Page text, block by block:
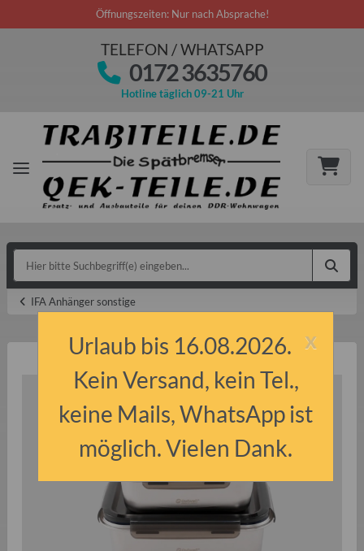
Öffnungszeiten: Nur nach Absprache!
TELEFON / WHATSAPP
0172 3635760
Hotline täglich 09-21 Uhr
IFA Anhänger sonstige
x
Urlaub bis 16.08.2026.
Kein Versand, kein Tel.,
keine Mails, WhatsApp ist
möglich. Vielen Dank.